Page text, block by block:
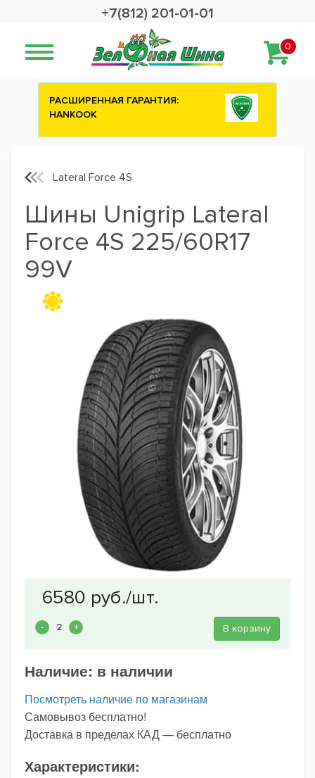
+7(812) 201-01-01
0
РАСШИРЕННАЯ ГАРАНТИЯ:
HANKOOK
Lateral Force 4S
Шины Unigrip Lateral
Force 4S 225/60R17
99V
В корзину
Наличие: в наличии
Посмотреть наличие по магазинам
Самовывоз бесплатно!
Доставка в пределах КАД — бесплатно
Характеристики: